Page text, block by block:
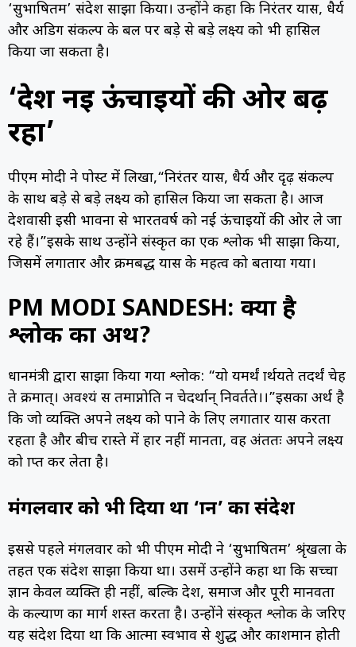
‘सुभाषितम’ संदेश साझा किया। उन्होंने कहा कि निरंतर प्रयास, धैर्य
और अडिग संकल्प के बल पर बड़े से बड़े लक्ष्य को भी हासिल
किया जा सकता है।
‘देश नई ऊंचाइयों की ओर बढ़
रहा’
पीएम मोदी ने पोस्ट में लिखा,“निरंतर प्रयास, धैर्य और दृढ़ संकल्प
के साथ बड़े से बड़े लक्ष्य को हासिल किया जा सकता है। आज
देशवासी इसी भावना से भारतवर्ष को नई ऊंचाइयों की ओर ले जा
रहे हैं।”इसके साथ उन्होंने संस्कृत का एक श्लोक भी साझा किया,
जिसमें लगातार और क्रमबद्ध प्रयास के महत्व को बताया गया।
PM MODI SANDESH: क्या है
श्लोक का अर्थ?
प्रधानमंत्री द्वारा साझा किया गया श्लोक: “यो यमर्थं प्रार्थयते तदर्थं चेह
ते क्रमात्। अवश्यं स तमाप्नोति न चेदर्थान् निवर्तते।।”इसका अर्थ है
कि जो व्यक्ति अपने लक्ष्य को पाने के लिए लगातार प्रयास करता
रहता है और बीच रास्ते में हार नहीं मानता, वह अंततः अपने लक्ष्य
को प्राप्त कर लेता है।
मंगलवार को भी दिया था ‘ज्ञान’ का संदेश
इससे पहले मंगलवार को भी पीएम मोदी ने ‘सुभाषितम’ श्रृंखला के
तहत एक संदेश साझा किया था। उसमें उन्होंने कहा था कि सच्चा
ज्ञान केवल व्यक्ति ही नहीं, बल्कि देश, समाज और पूरी मानवता
के कल्याण का मार्ग प्रशस्त करता है। उन्होंने संस्कृत श्लोक के जरिए
यह संदेश दिया था कि आत्मा स्वभाव से शुद्ध और प्रकाशमान होती